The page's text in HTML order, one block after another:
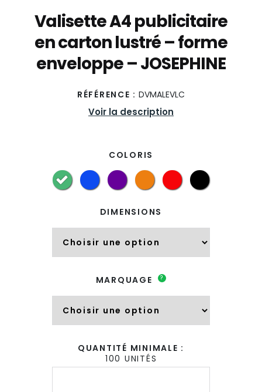
Valisette A4 publicitaire
en carton lustré – forme
enveloppe – JOSEPHINE
RÉFÉRENCE : DVMALEVLC
Voir la description
COLORIS
DIMENSIONS
MARQUAGE ?
QUANTITÉ MINIMALE :
100 UNITÉS
quantité